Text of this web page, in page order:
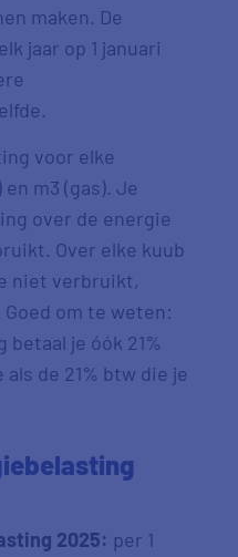
maken. De
jaar op 1 januari
voor elke
) en m3 (gas). Je
over de energie
Over elke kuub
niet verbruikt,
om te weten:
je óók 21%
de 21% btw die je
2025: per 1